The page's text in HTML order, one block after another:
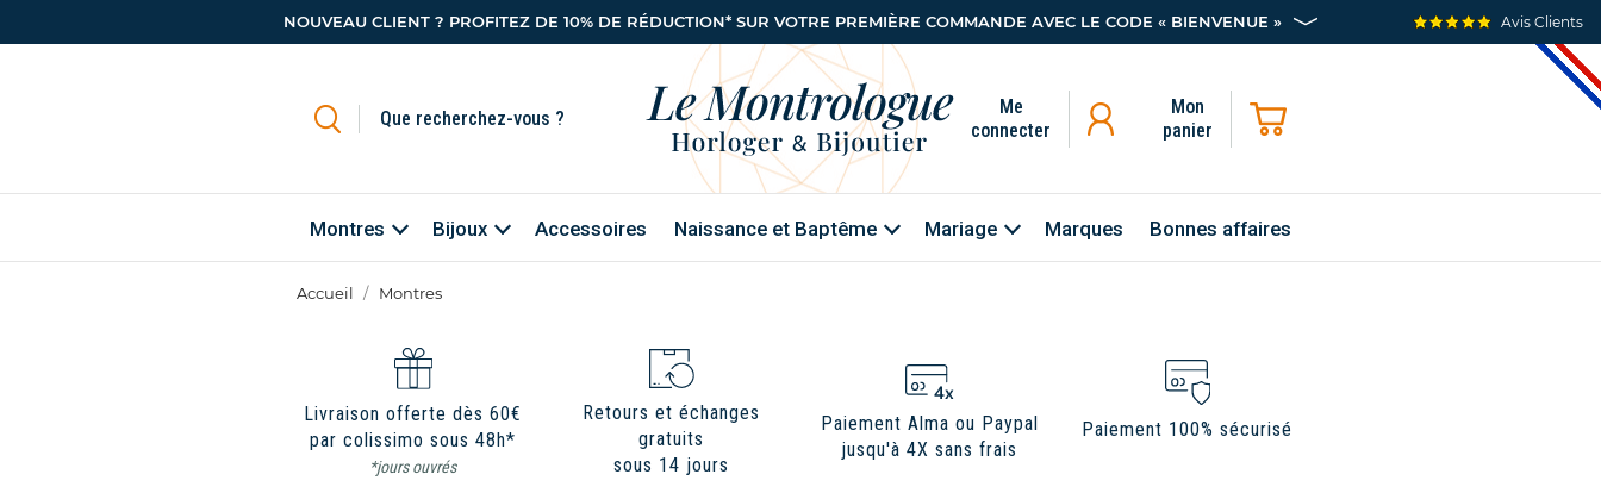
NOUVEAU CLIENT ? PROFITEZ DE 10% DE RÉDUCTION* SUR VOTRE PREMIÈRE COMMANDE AVEC LE CODE « BIENVENUE » Avis Clients
Me
connecter
Mon
panier
Montres Bijoux Accessoires Naissance et Baptême Mariage Marques Bonnes affaires
Accueil Montres
Livraison offerte dès 60€
par colissimo sous 48h*
*jours ouvrés
Retours et échanges
gratuits
sous 14 jours
Paiement Alma ou Paypal
jusqu'à 4X sans frais
Paiement 100% sécurisé